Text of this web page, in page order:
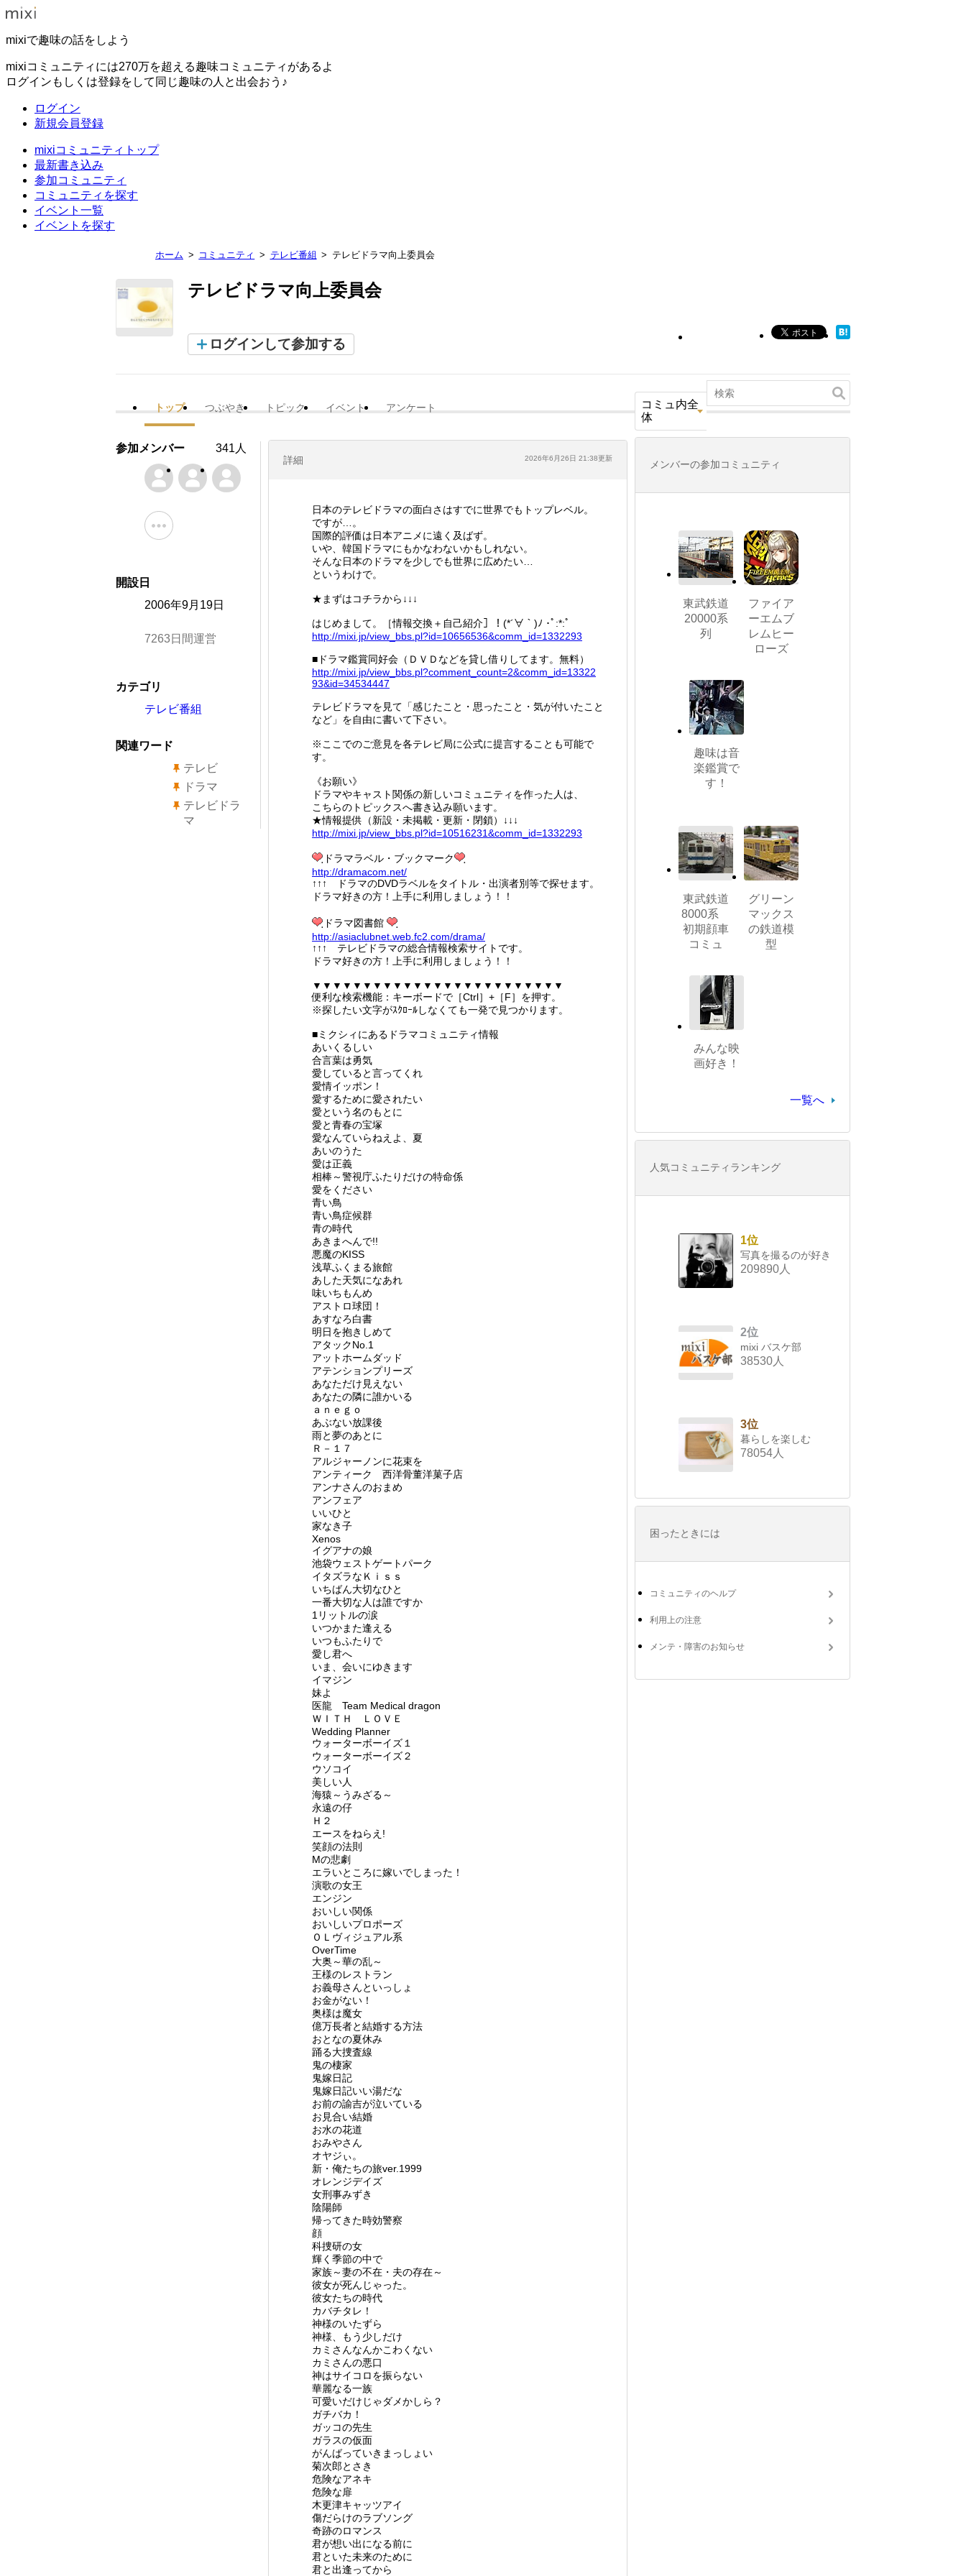
mixiで趣味の話をしよう
mixiコミュニティには270万を超える趣味コミュニティがあるよ
ログインもしくは登録をして同じ趣味の人と出会おう♪
ログイン
新規会員登録
mixiコミュニティトップ
最新書き込み
参加コミュニティ
コミュニティを探す
イベント一覧
イベントを探す
ホーム コミュニティ テレビ番組 テレビドラマ向上委員会
テレビドラマ向上委員会
ログインして参加する
トップ つぶやき トピック イベント アンケート
コミュ内全
体
詳細 2026年6月26日 21:38更新
日本のテレビドラマの面白さはすでに世界でもトップレベル。
ですが…。
国際的評価は日本アニメに遠く及ばず。
いや、韓国ドラマにもかなわないかもしれない。
そんな日本のドラマを少しでも世界に広めたい…
というわけで。
★まずはコチラから↓↓↓
はじめまして。［情報交換＋自己紹介］！(*´∀｀)ﾉ ･ﾟ:*:ﾟ
http://mixi.jp/view_bbs.pl?id=10656536&comm_id=1332293
■ドラマ鑑賞同好会（ＤＶＤなどを貸し借りしてます。無料）
http://mixi.jp/view_bbs.pl?comment_ count=2&comm_id=13322
93&id=34534447
テレビドラマを見て「感じたこと・思ったこと・気が付いたこと
など」を自由に書いて下さい。
※ここでのご意見を各テレビ局に公式に提言することも可能で
す。
《お願い》
ドラマやキャスト関係の新しいコミュニティを作った人は、
こちらのトピックスへ書き込み願います。
★情報提供（新設・未掲載・更新・閉鎖）↓↓↓
http://mixi.jp/view_bbs.pl?id=10516231&comm_id=1332293
ฺドラマラベル・ブックマーク
http://dramacom.net/
↑↑↑ ドラマのDVDラベルをタイトル・出演者別等で探せます。
ドラマ好きの方！上手に利用しましょう！！
ฺドラマ図書館
http://asiaclubnet.web.fc2.com/drama/
↑↑↑ テレビドラマの総合情報検索サイトです。
ドラマ好きの方！上手に利用しましょう！！
▼▼▼▼▼▼▼▼▼▼▼▼▼▼▼▼▼▼▼▼▼▼▼▼▼
便利な検索機能：キーボードで［Ctrl］+［F］を押す。
※探したい文字がｽｸﾛｰﾙしなくても一発で見つかります。
■ミクシィにあるドラマコミュニティ情報
あいくるしい
合言葉は勇気
愛していると言ってくれ
愛情イッポン！
愛するために愛されたい
愛という名のもとに
愛と青春の宝塚
愛なんていらねえよ、夏
あいのうた
愛は正義
相棒～警視庁ふたりだけの特命係
愛をください
青い鳥
青い鳥症候群
青の時代
あきまへんで!!
悪魔のKISS
浅草ふくまる旅館
あした天気になあれ
味いちもんめ
アストロ球団！
あすなろ白書
明日を抱きしめて
アタックNo.1
アットホームダッド
アテンションプリーズ
あなただけ見えない
あなたの隣に誰かいる
ａｎｅｇｏ
あぶない放課後
雨と夢のあとに
Ｒ－１７
アルジャーノンに花束を
アンティーク 西洋骨董洋菓子店
アンナさんのおまめ
アンフェア
いいひと
家なき子
Xenos
イグアナの娘
池袋ウェストゲートパーク
イタズラなＫｉｓｓ
いちばん大切なひと
一番大切な人は誰ですか
1リットルの涙
いつかまた逢える
いつもふたりで
愛し君へ
いま、会いにゆきます
イマジン
妹よ
医龍 Team Medical dragon
ＷＩＴＨ ＬＯＶＥ
Wedding Planner
ウォーターボーイズ１
ウォーターボーイズ２
ウソコイ
美しい人
海猿～うみざる～
永遠の仔
Ｈ２
エースをねらえ!
笑顔の法則
Mの悲劇
エラいところに嫁いでしまった！
演歌の女王
エンジン
おいしい関係
おいしいプロポーズ
ＯＬヴィジュアル系
OverTime
大奥～華の乱～
王様のレストラン
お義母さんといっしょ
お金がない！
奥様は魔女
億万長者と結婚する方法
おとなの夏休み
踊る大捜査線
鬼の棲家
鬼嫁日記
鬼嫁日記いい湯だな
お前の諭吉が泣いている
お見合い結婚
お水の花道
おみやさん
オヤジぃ。
新・俺たちの旅ver.1999
オレンジデイズ
女刑事みずき
陰陽師
帰ってきた時効警察
顔
科捜研の女
輝く季節の中で
家族～妻の不在・夫の存在～
彼女が死んじゃった。
彼女たちの時代
カバチタレ！
神様のいたずら
神様、もう少しだけ
カミさんなんかこわくない
カミさんの悪口
神はサイコロを振らない
華麗なる一族
可愛いだけじゃダメかしら？
ガチバカ！
ガッコの先生
ガラスの仮面
がんばっていきまっしょい
菊次郎とさき
危険なアネキ
危険な扉
木更津キャッツアイ
傷だらけのラブソング
奇跡のロマンス
君が想い出になる前に
君といた未来のために
君と出逢ってから
参加メンバー 341人
開設日
2006年9月19日
7263日間運営
カテゴリ
テレビ番組
関連ワード
テレビ
ドラマ
テレビドラ
マ
メンバーの参加コミュニティ
東武鉄道
20000系
列
ファイア
ーエムブ
レムヒー
ローズ
趣味は音
楽鑑賞で
す！
東武鉄道
8000系
初期顔車
コミュ
グリーン
マックス
の鉄道模
型
みんな映
画好き！
一覧へ
人気コミュニティランキング
1位
写真を撮るのが好き
209890人
2位
mixi バスケ部
38530人
3位
暮らしを楽しむ
78054人
困ったときには
コミュニティのヘルプ
利用上の注意
メンテ・障害のお知らせ